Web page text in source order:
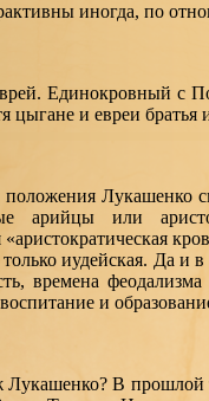
иногда, по
Единокровный с
цыгане и евреи братья
положения
арийцы или
иудейская. Да и
времена
и
Лукашенко? В